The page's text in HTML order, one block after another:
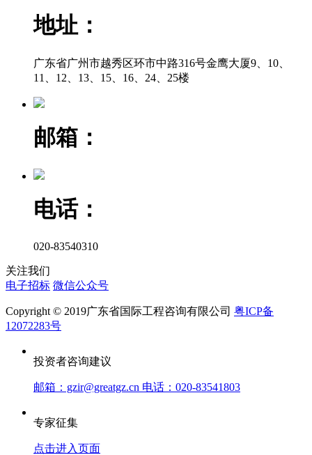
地址：
广东省广州市越秀区环市中路316号金鹰大厦9、10、
11、12、13、15、16、24、25楼
邮箱：
电话：
020-83540310
关注我们
电子招标 微信公众号
Copyright © 2019广东省国际工程咨询有限公司 粤ICP备
12072283号
投资者咨询建议
邮箱：gzir@greatgz.cn 电话：020-83541803
专家征集
点击进入页面